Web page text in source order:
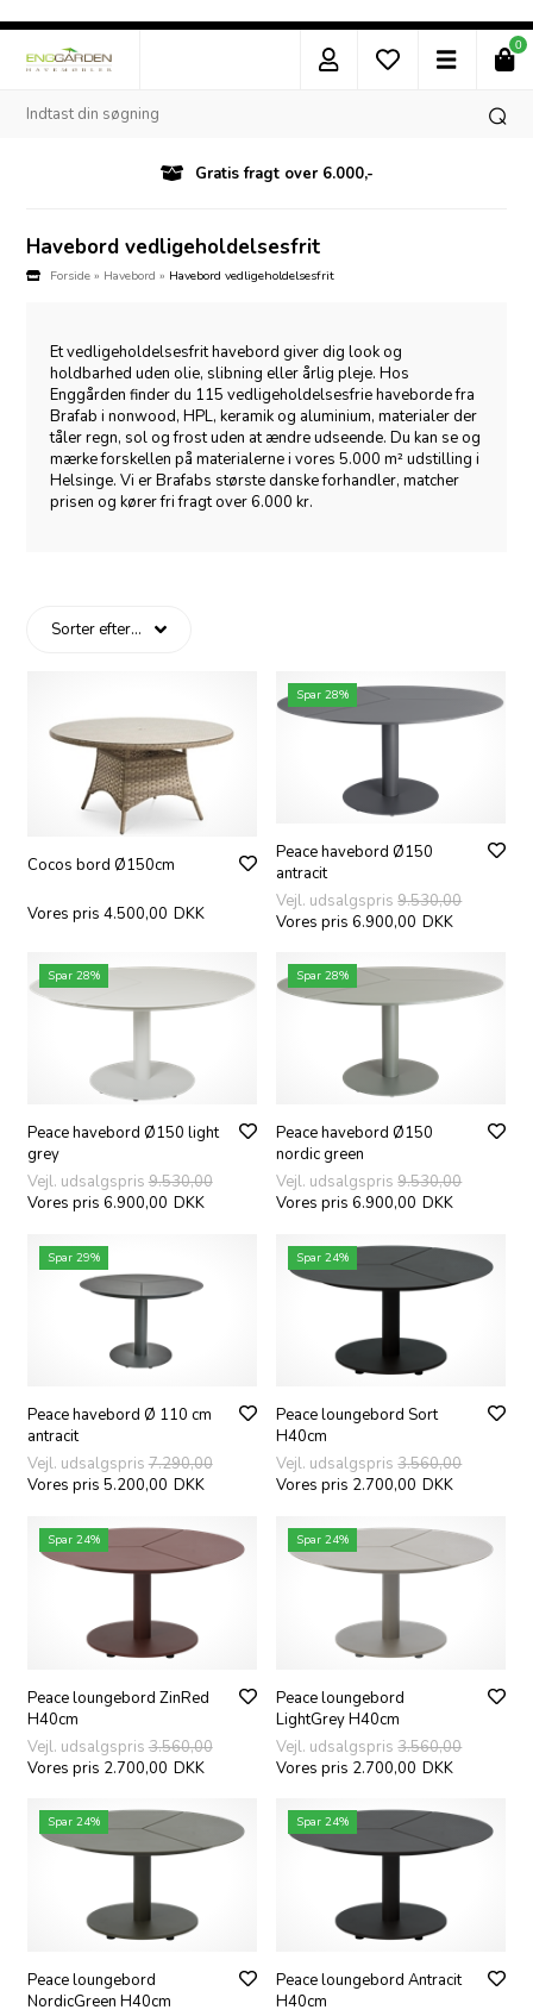
0
Besøg vores butik i Helsinge
Havebord vedligeholdelsesfrit
Forside » Havebord » Havebord vedligeholdelsesfrit
Et vedligeholdelsesfrit havebord giver dig look og
holdbarhed uden olie, slibning eller årlig pleje. Hos
Enggården finder du 115 vedligeholdelsesfrie haveborde fra
Brafab i nonwood, HPL, keramik og aluminium, materialer der
tåler regn, sol og frost uden at ændre udseende. Du kan se og
mærke forskellen på materialerne i vores 5.000 m² udstilling i
Helsinge. Vi er Brafabs største danske forhandler, matcher
prisen og kører fri fragt over 6.000 kr.
Cocos bord Ø150cm
Vores pris 4.500,00 DKK
Spar 28%
Peace havebord Ø150
antracit
Vejl. udsalgspris9.530,00
Vores pris 6.900,00 DKK
Spar 28%
Peace havebord Ø150 light
grey
Vejl. udsalgspris 9.530,00
Vores pris 6.900,00 DKK
Spar 28%
Peace havebord Ø150
nordic green
Vejl. udsalgspris9.530,00
Vores pris 6.900,00 DKK
Spar 29%
Peace havebord Ø 110 cm
antracit
Vejl. udsalgspris 7.290,00
Vores pris 5.200,00 DKK
Spar 24%
Peace loungebord Sort
H40cm
Vejl. udsalgspris3.560,00
Vores pris 2.700,00 DKK
Spar 24%
Peace loungebord ZinRed
H40cm
Vejl. udsalgspris 3.560,00
Vores pris 2.700,00 DKK
Spar 24%
Peace loungebord
LightGrey H40cm
Vejl. udsalgspris3.560,00
Vores pris 2.700,00 DKK
Spar 24%
Peace loungebord
NordicGreen H40cm
Spar 24%
Peace loungebord Antracit
H40cm